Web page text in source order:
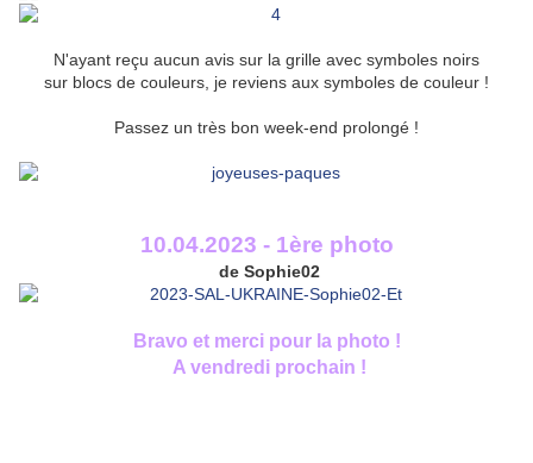
N'ayant reçu aucun avis sur la grille avec symboles noirs
sur blocs de couleurs, je reviens aux symboles de couleur !
Passez un très bon week-end prolongé !
10.04.2023 - 1ère photo
de Sophie02
Bravo et merci pour la photo !
A vendredi prochain !